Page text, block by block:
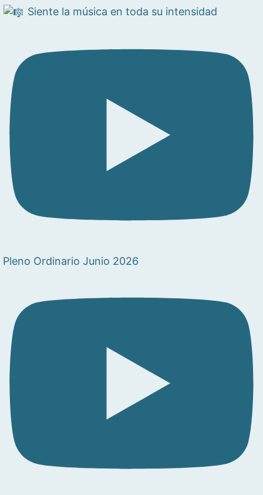
Siente la música en toda su intensidad
Pleno Ordinario Junio 2026